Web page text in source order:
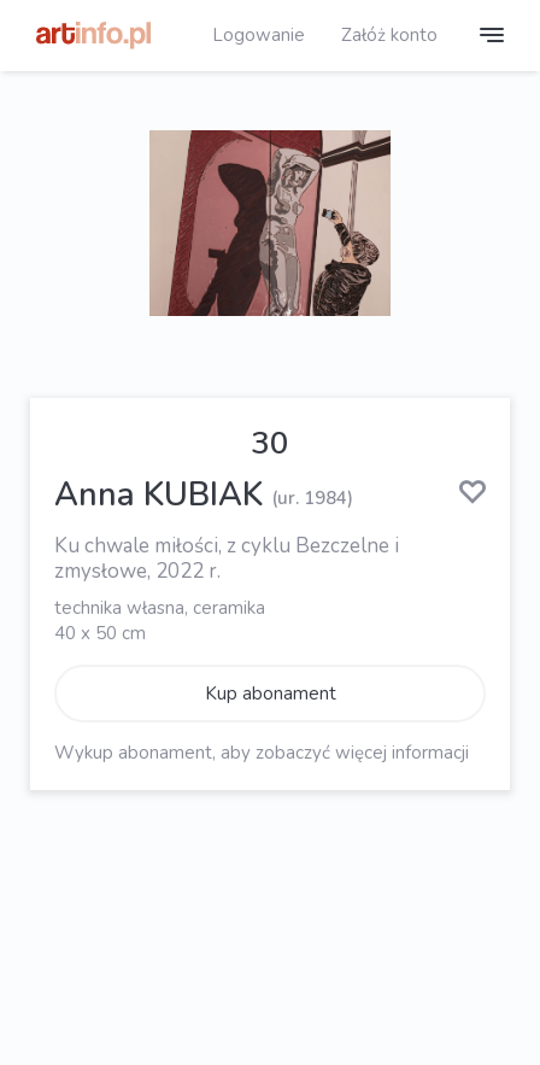
Logowanie Załóż konto
30
Anna KUBIAK (ur. 1984)
Ku chwale miłości, z cyklu Bezczelne i
zmysłowe, 2022 r.
technika własna, ceramika
40 x 50 cm
Kup abonament
Wykup abonament, aby zobaczyć więcej informacji